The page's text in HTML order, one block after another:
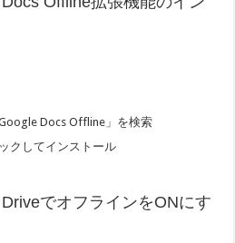
Docs Offline」を検索
クしてインストール
でオフラインをONにす